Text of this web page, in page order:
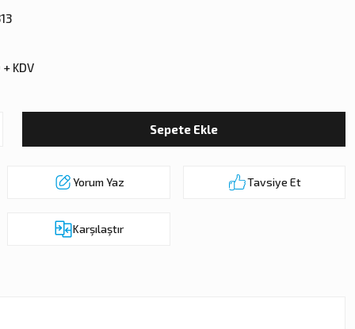
KDV
Sepete Ekle
Yorum Yaz Tavsiye Et
Karşılaştır